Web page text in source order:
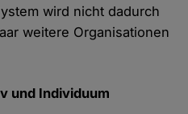
wird nicht dadurch
weitere Organisationen
und Individuum